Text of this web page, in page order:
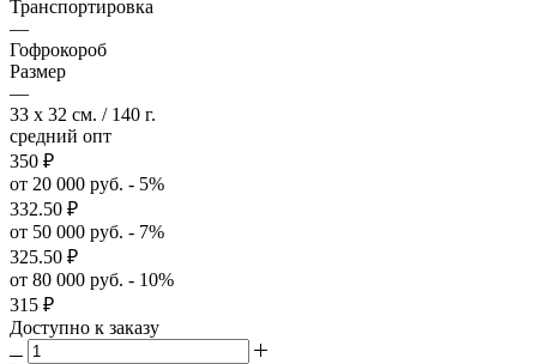
Транспортировка
—
Гофрокороб
Размер
—
33 x 32 см. / 140 г.
средний опт
350 ₽
от 20 000 руб. - 5%
332.50 ₽
от 50 000 руб. - 7%
325.50 ₽
от 80 000 руб. - 10%
315 ₽
Доступно к заказу